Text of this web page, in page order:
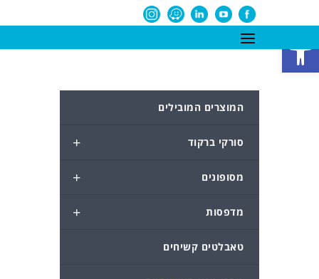
פתח סרגל נגישות
המוצרים המובילים
+ סורקי ברקוד
+ מסופונים
+ מדפסות
טאבלטים קשיחים